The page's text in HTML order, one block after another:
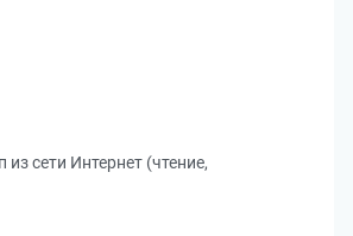
сети Интернет (чтение,